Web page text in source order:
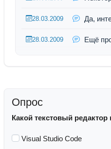
28.03.2009 Да,
28.03.2009
Опрос
Какой текстовый
Visual Studio Code